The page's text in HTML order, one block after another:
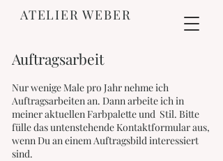
ATELIER WEBER
Auftragsarbeit
Nur wenige Male pro Jahr nehme ich
Auftragsarbeiten an. Dann arbeite ich in
meiner aktuellen Farbpalette und Stil. Bitte
fülle das untenstehende Kontaktformular aus,
wenn Du an einem Auftragsbild interessiert
sind.